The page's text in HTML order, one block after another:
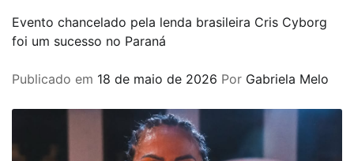
Evento chancelado pela lenda brasileira Cris Cyborg
foi um sucesso no Paraná
Publicado em 18 de maio de 2026 Por Gabriela Melo